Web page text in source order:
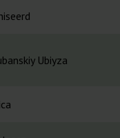
Ubiyza